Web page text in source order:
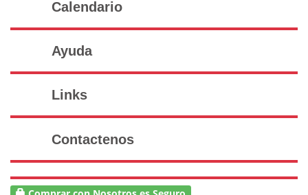
Calendario
Ayuda
Links
Contactenos